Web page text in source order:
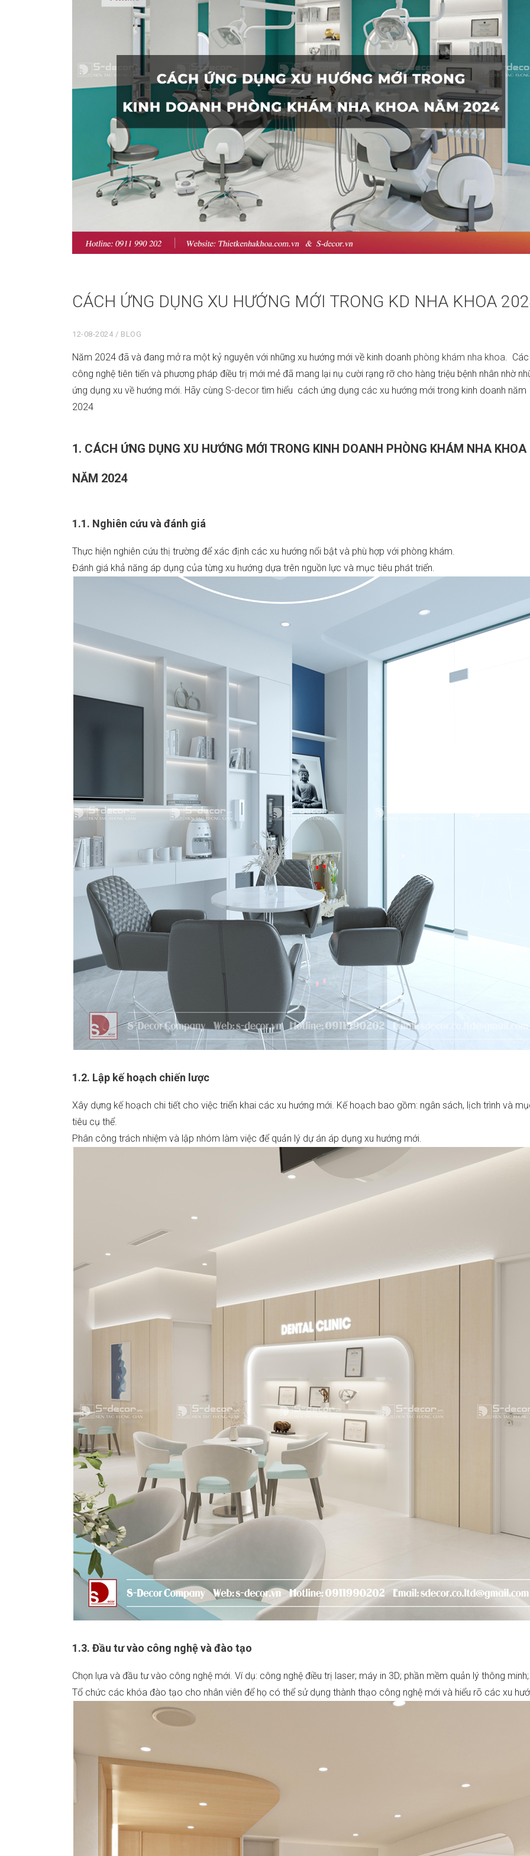
CÁCH ỨNG DỤNG XU HƯỚNG MỚI TRONG KD NHA KHOA
12-08-2024 BLOG
Năm 2024 đã và đang mở ra một kỷ nguyên với những xu hướng mới về kinh doanh phòng khám nha khoa . Các
công nghệ tiên tiến và phương pháp điều trị mới mẻ đã mang lại nụ cười rạng rỡ cho hàng triệu bệnh nhân nhờ
ứng dụng xu về hướng mới. Hãy cùng S-decor tìm hiểu cách ứng dụng các xu hướng mới trong kinh doanh năm
2024
1. CÁCH ỨNG DỤNG XU HƯỚNG MỚI TRONG KINH DOANH PHÒNG KHÁM NHA KHOA
NĂM 2024
1.1. Nghiên cứu và đánh giá
Thực hiện nghiên cứu thị trường để xác định các xu hướng nổi bật và phù hợp với phòng khám.
Đánh giá khả năng áp dụng của từng xu hướng dựa trên nguồn lực và mục tiêu phát triển.
1.2. Lập kế hoạch chiến lược
Xây dựng kế hoạch chi tiết cho việc triển khai các xu hướng mới. Kế hoạch bao gồm: ngân sách, lịch trình và
tiêu cụ thể.
Phân công trách nhiệm và lập nhóm làm việc để quản lý dự án áp dụng xu hướng mới.
1.3. Đầu tư vào công nghệ và đào tạo
Chọn lựa và đầu tư vào công nghệ mới. Ví dụ: công nghệ điều trị laser; máy in 3D; phần mềm quản lý thông
Tổ chức các khóa đào tạo cho nhân viên để họ có thể sử dụng thành thạo công nghệ mới và hiểu rõ các xu